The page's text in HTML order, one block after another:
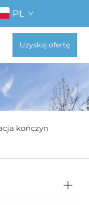
PL
Uzyskaj ofertę
kończyn